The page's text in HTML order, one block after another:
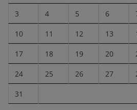
3 4 5 6
10 11 12 13
17 18 19 20
24 25 26 27
31